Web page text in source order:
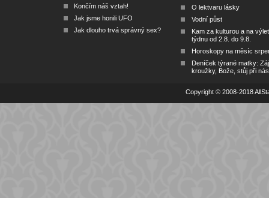
Končím náš vztah!
Jak jsme honili UFO
Jak dlouho trvá správný sex?
O lektvaru lásky
Vodní půst
Kam za kulturou a na
týdnu od 2.8. do 9.8.
Horoskopy na měsíc
Deníček týrané matky:
kroužky, Bože, stůj při nás
Copyright © 2008-2018